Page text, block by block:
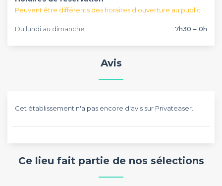
Pour passer des moments entre collègues, n'oubliez pas
que l'adresse incontournable de cet hôtel se rapproche du
Peuvent être différents des horaires d'ouverture au public
Du lundi au dimanche 7h30 – 0h
Avis
Cet établissement n'a pas encore d'avis sur Privateaser.
Ce lieu fait partie de nos sélections